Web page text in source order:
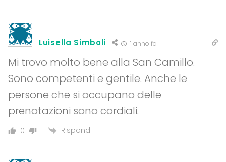
Luisella Simboli 1 anno fa
Mi trovo molto bene alla San Camillo.
Sono competenti e gentile. Anche le
persone che si occupano delle
prenotazioni sono cordiali.
0 Rispondi